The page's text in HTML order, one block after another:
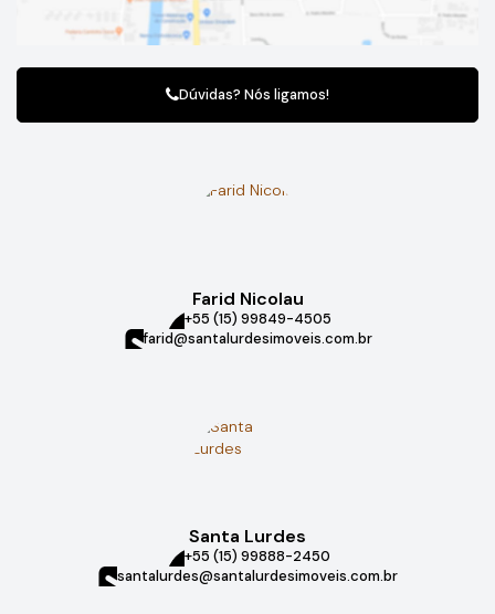
Dúvidas? Nós ligamos!
Farid Nicolau
+55 (15) 99849-4505
farid@santalurdesimoveis.com.br
Santa Lurdes
+55 (15) 99888-2450
santalurdes@santalurdesimoveis.com.br